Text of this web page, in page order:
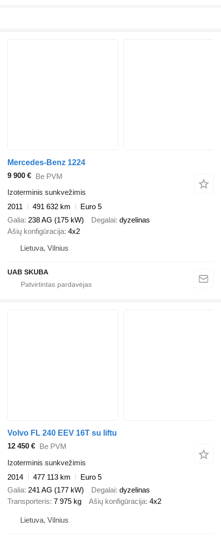
Mercedes-Benz 1224
9 900 € Be PVM
Izoterminis sunkvežimis
2011
491 632 km
Euro 5
Galia 238 AG (175 kW) Degalai dyzelinas
Ašių konfigūracija 4x2
Lietuva, Vilnius
UAB SKUBA
Volvo FL 240 EEV 16T su liftu
12 450 € Be PVM
Izoterminis sunkvežimis
2014
477 113 km
Euro 5
Galia 241 AG (177 kW) Degalai dyzelinas
Transporteris 7 975 kg Ašių konfigūracija 4x2
Lietuva, Vilnius